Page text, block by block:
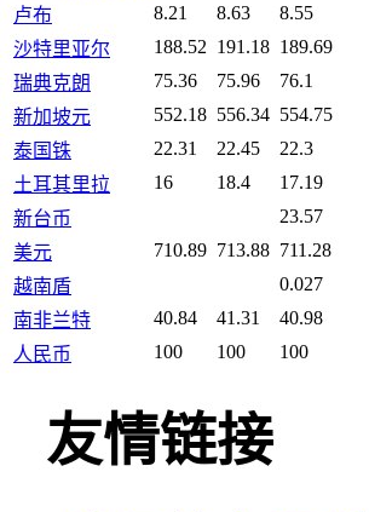
卢布
8.21 8.63
8.55
沙特里亚尔
188.52 191.18 189.69
瑞典克朗
75.36 75.96
76.1
新加坡元
552.18 556.34 554.75
泰国铢
22.31 22.45
22.3
土耳其里拉
16 18.4
17.19
新台币
23.57
美元
710.89 713.88 711.28
越南盾
0.027
南非兰特
40.84 41.31
40.98
人民币
100 100 100
友情链接